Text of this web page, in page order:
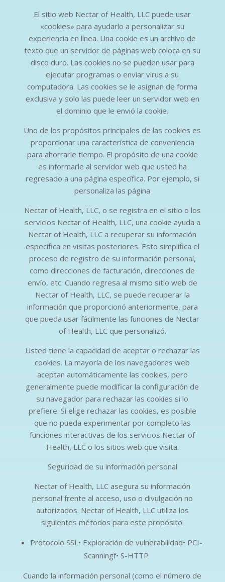
El sitio web Nectar of Health, LLC puede usar
«cookies» para ayudarlo a personalizar su
experiencia en línea. Una cookie es un archivo de
texto que un servidor de páginas web coloca en su
disco duro. Las cookies no se pueden usar para
ejecutar programas o enviar virus a su
computadora. Las cookies se le asignan de forma
exclusiva y solo las puede leer un servidor web en
el dominio que le envió la cookie.
Uno de los propósitos principales de las cookies es
proporcionar una característica de conveniencia
para ahorrarle tiempo. El propósito de una cookie
es informarle al servidor web que usted ha
regresado a una página específica. Por ejemplo, si
personaliza las página
Nectar of Health, LLC, o se registra en el sitio o los
servicios Nectar of Health, LLC, una cookie ayuda a
Nectar of Health, LLC a recuperar su información
específica en visitas posteriores. Esto simplifica el
proceso de registro de su información personal,
como direcciones de facturación, direcciones de
envío, etc. Cuando regresa al mismo sitio web de
Nectar of Health, LLC, se puede recuperar la
información que proporcionó anteriormente, para
que pueda usar fácilmente las funciones de Nectar
of Health, LLC que personalizó.
Usted tiene la capacidad de aceptar o rechazar las
cookies. La mayoría de los navegadores web
aceptan automáticamente las cookies, pero
generalmente puede modificar la configuración de
su navegador para rechazar las cookies si lo
prefiere. Si elige rechazar las cookies, es posible
que no pueda experimentar por completo las
funciones interactivas de los servicios Nectar of
Health, LLC o los sitios web que visita.
Seguridad de su información personal
Nectar of Health, LLC asegura su información
personal frente al acceso, uso o divulgación no
autorizados. Nectar of Health, LLC utiliza los
siguientes métodos para este propósito:
Protocolo SSL• Exploración de vulnerabilidad• PCI-
Scanningf• S-HTTP
Cuando la información personal (como el número de